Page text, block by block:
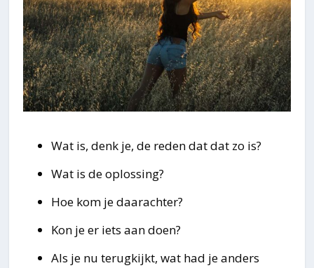
Wat is, denk je, de reden dat dat zo is?
Wat is de oplossing?
Hoe kom je daarachter?
Kon je er iets aan doen?
Als je nu terugkijkt, wat had je anders